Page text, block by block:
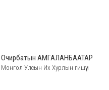
Очирбатын АМГАЛАНБААТАР
Монгол Улсын Их Хурлын гишүүн